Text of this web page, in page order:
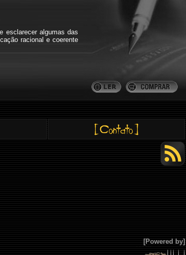
esclarecer algumas das
racional e coerente
[Powered by]